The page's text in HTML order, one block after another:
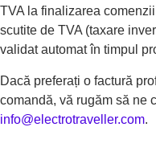
TVA la finalizarea
scutite de TVA (taxare
validat automat în timpul
Dacă preferați o factură
comandă, vă rugăm să ne
info@electrotraveller.com.